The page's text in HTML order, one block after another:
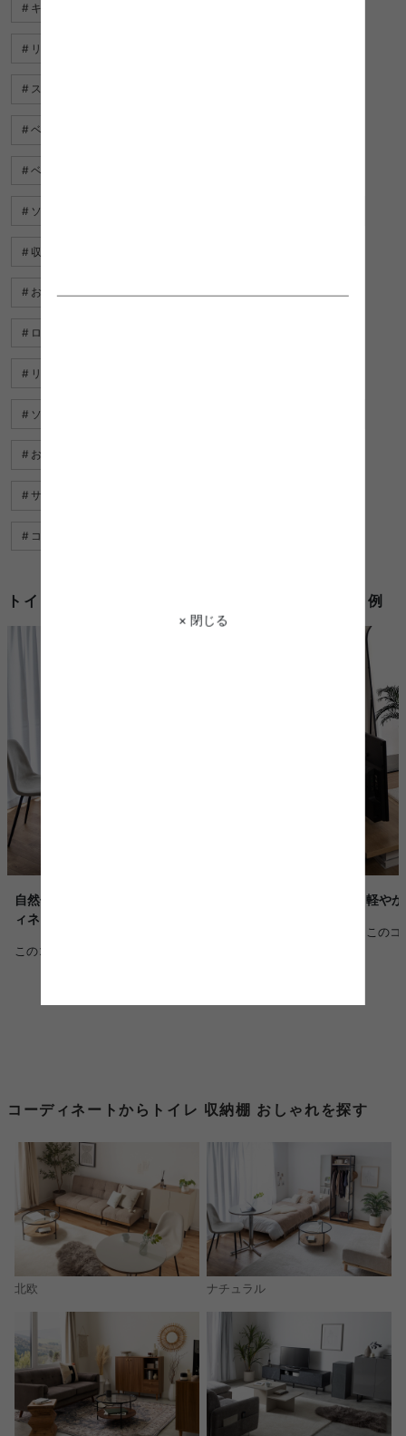
× 閉じる
キッチンラック おしゃれ
リビング 棚 おしゃれ
スリッパ おしゃれ
ベッド 安い おしゃれ
ベッド フレーム おしゃれ シングル
ソファ ベッド シングル おしゃれ
収納棚 おしゃれ 北欧
おしゃれ セミ ダブルベッド リビング ラグ おしゃれ
ローソファ おしゃれ 北欧
リビング 収納棚
ソファ カバー おしゃれ 人気
おしゃれ チェスト
サイドテーブル おしゃれ ソファ
コーヒーテーブル おしゃれ
トイレ 収納棚 おしゃれを使用したコーディネート例
自然体で心地よく暮らす、ナチュラルなワンルームコーデ
ィネート
このコーディネートを詳しく見る >
軽や
この
コーディネートからトイレ 収納棚 おしゃれを探す
北欧 ナチュラル